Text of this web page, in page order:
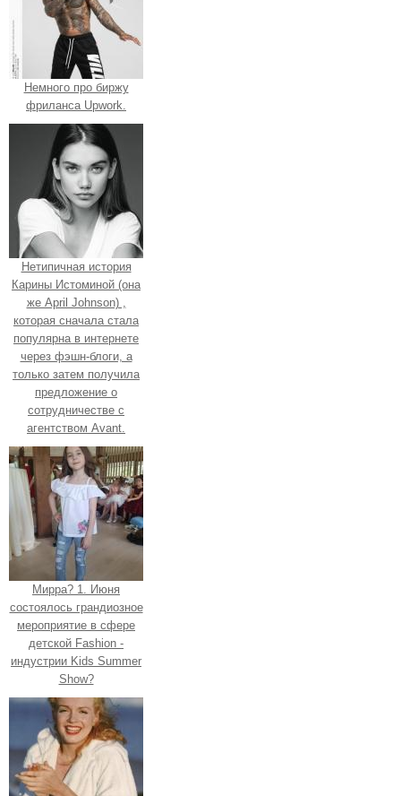
Немного про биржу
фриланса Upwork.
Нетипичная история
Карины Истоминой (она
же April Johnson) ,
которая сначала стала
популярна в интернете
через фэшн-блоги, а
только затем получила
предложение о
сотрудничестве с
агентством Avant.
Мирра? 1. Июня
состоялось грандиозное
мероприятие в сфере
детской Fashion -
индустрии Kids Summer
Show?